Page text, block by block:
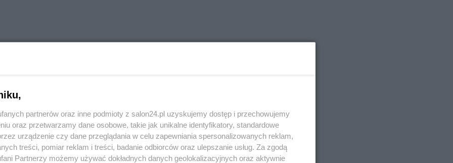
partnerów oraz inne podmioty z salon24.pl uzyskujemy dostęp i przechowujemy
oraz przetwarzamy dane osobowe, takie jak unikalne identyfikatory, standardowe
urządzenie czy dane przeglądania w celu zapewniania spersonalizowanych reklam,
treści, pomiar reklam i treści, badanie odbiorców oraz ulepszanie usług. Za zgodą
Partnerzy możemy używać dokładnych danych geolokalizacyjnych oraz aktywnie